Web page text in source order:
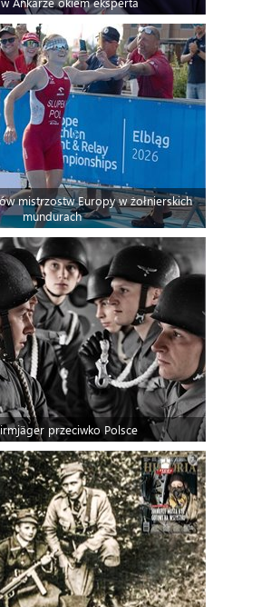
mistrzostw Europy w żołnierskich
mundurach
przeciwko Polsce